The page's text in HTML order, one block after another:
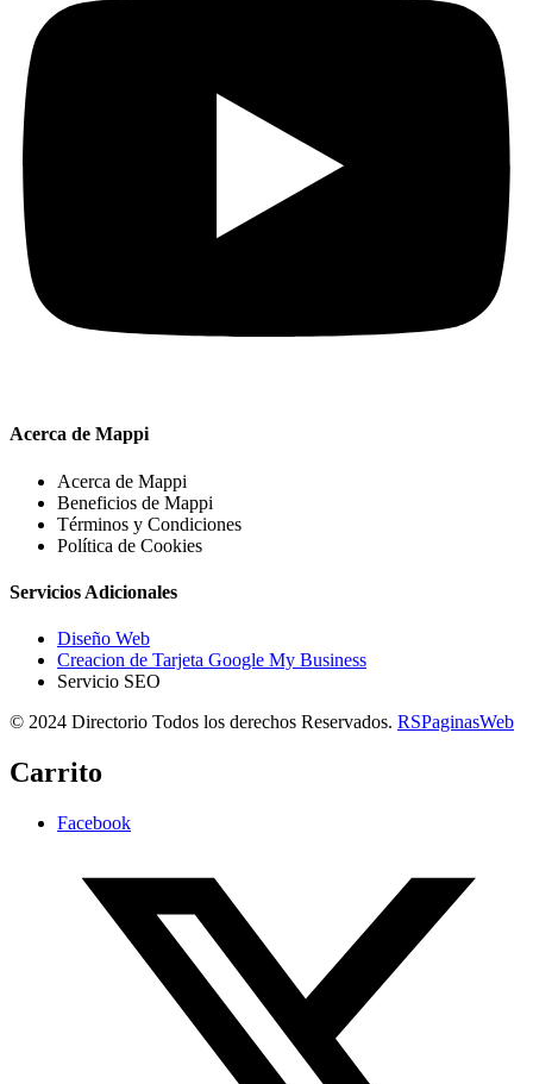
Acerca de Mappi
Acerca de Mappi
Beneficios de Mappi
Términos y Condiciones
Política de Cookies
Servicios Adicionales
Diseño Web
Creacion de Tarjeta Google My Business
Servicio SEO
© 2024 Directorio Todos los derechos Reservados. RSPaginasWeb
Carrito
Facebook